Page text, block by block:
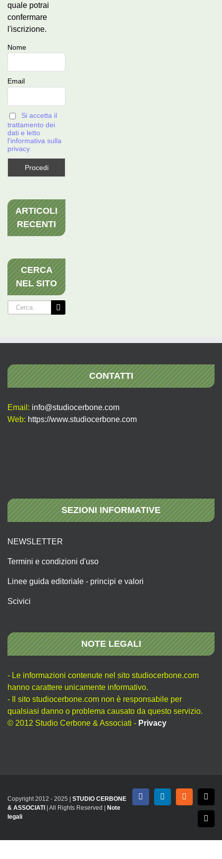
quale potrai
confermare
l'iscrizione.
Nome
Email
Si accetta il
trattamento dei
dati e letto
l'informativa sulla
privacy.
ARTICOLI
RECENTI
CERCA
NEL SITO
Cerca
per:
CONTATTI
Email: info@studiocerbone.com
Web: https://www.studiocerbone.com
SEZIONI INFORMATIVE
NEWSLETTER
Termini e condizioni d'uso
Linee guida editoriale - principi e valori
Scivici
NOTE LEGALI
- Le informazioni contenute nel sito studiocerbone.com
hanno carattere unicamente informativo.
- Il sito studiocerbone.com non è responsabile per
qualsiasi danno o problema causato da questo servizio.
© 2012 Studio Cerbone & Associati - Privacy
Copyright 2012 - 2025 | STUDIO CERBONE
& ASSOCIATI
| All Rights Reserved |
Note
legali
FacebookLinkedInRss X